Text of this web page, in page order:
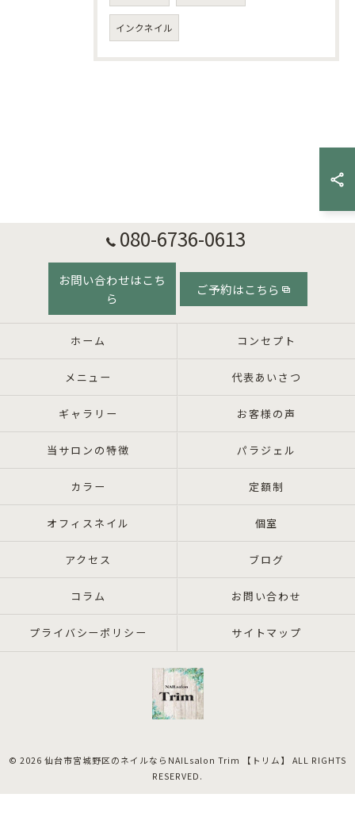
インクネイル
080-6736-0613
お問い合わせはこち
ら
ご予約はこちら
ホーム コンセプト
メニュー 代表あいさつ
ギャラリー お客様の声
当サロンの特徴 パラジェル
カラー 定額制
オフィスネイル 個室
アクセス ブログ
コラム お問い合わせ
プライバシーポリシー サイトマップ
© 2026 仙台市宮城野区のネイルならNAILsalon Trim 【トリム】 ALL RIGHTS
RESERVED.